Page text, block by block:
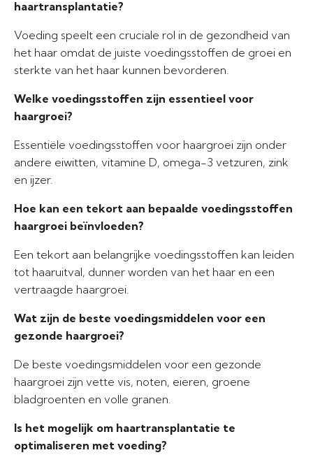
haartransplantatie?
Voeding speelt een cruciale rol in de gezondheid van
het haar omdat de juiste voedingsstoffen de groei en
sterkte van het haar kunnen bevorderen.
Welke voedingsstoffen zijn essentieel voor
haargroei?
Essentiële voedingsstoffen voor haargroei zijn onder
andere eiwitten, vitamine D, omega-3 vetzuren, zink
en ijzer.
Hoe kan een tekort aan bepaalde voedingsstoffen
haargroei beïnvloeden?
Een tekort aan belangrijke voedingsstoffen kan leiden
tot haaruitval, dunner worden van het haar en een
vertraagde haargroei.
Wat zijn de beste voedingsmiddelen voor een
gezonde haargroei?
De beste voedingsmiddelen voor een gezonde
haargroei zijn vette vis, noten, eieren, groene
bladgroenten en volle granen.
Is het mogelijk om haartransplantatie te
optimaliseren met voeding?